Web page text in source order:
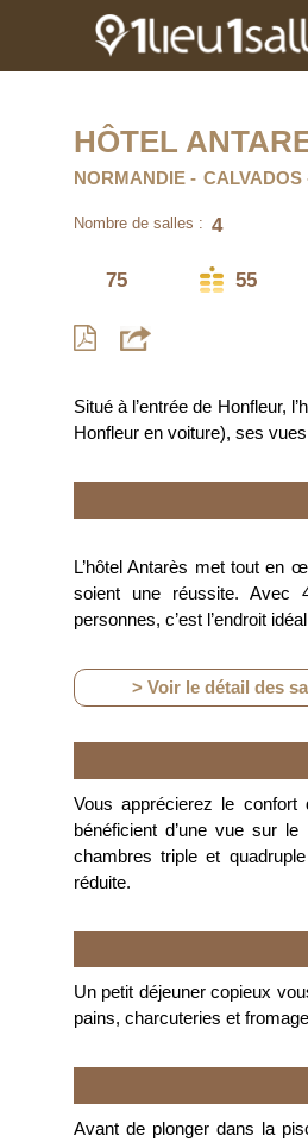
HÔTEL
NORMANDIE CALVADOS
Nombre de salles : 4
75 55
Situé à l’entrée de Honfleur,
Honfleur en voiture), ses
L’hôtel Antarès met tout en
soient une réussite. Avec
personnes, c’est l’endroit
> Voir le détail des
Vous apprécierez le confort
bénéficient d’une vue sur
chambres triple et
réduite.
Un petit déjeuner copieux
pains, charcuteries et
Avant de plonger dans la